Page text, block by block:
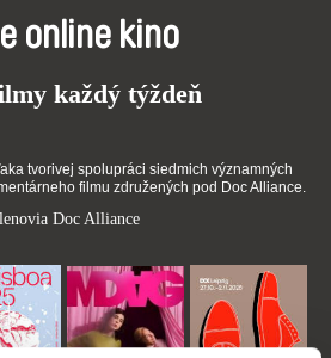
online kino
každý týždeň
tvorivej spolupráci siedmich významných
filmu združených pod Doc Alliance.
Doc Alliance